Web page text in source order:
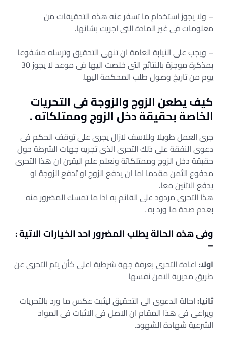
– ولا يجوز استخدام ما تسفر عنه هذه التحقيقات من
معلومات فى غير المادة التى اجريت بشانها.
– ويجب على النيابة العامة ان تنهى التحقيق وترسله مشفوعا
بمذكرة موجزة بالنتائج التى خلصت اليها فى موعد لا يجوز 30
يوم من تاريخ وصول طلب المحكمة اليها.
كيف يطعن الزوج والزوجة فى التحريات
الخاصة بحقيقة دخل الزوج وممتلكاته .
جرى العمل طويلا وللاسف لازال يجرى على توقف الحكم فى
دعوى النفقة على ذلك التحرى الذى تجريه جهات الشرطة حول
حقبقة دخل الزوج وممتلكاتة ونعلم علم اليقين ان هذا التحرى
مدفوع الثمن مقدما اما ان يدفع الزوج او تدفع الزوجة او
يدفع الاثنين معا.
هذا التحرى مردود على القائم به اذا ما تمسك المضرور منه
بعدم صحة ما ورد به .
وفى هذه الحالة يطلب المضرور احد الخيارات الاتية :
–
اولا:اعادة التحرى بعرفة جهة شرطية اعلى كأن يتم التحرى عن
طريق مديرية الامن نفسها
ثانيا:احالة الدعوى الى التحقيق ليثبت عكس ما ورد بالتحريات
ويراعى فى هذا المقام ان الاصل فى الاثبات فى المواد
الشرعية شهادة الشهود.